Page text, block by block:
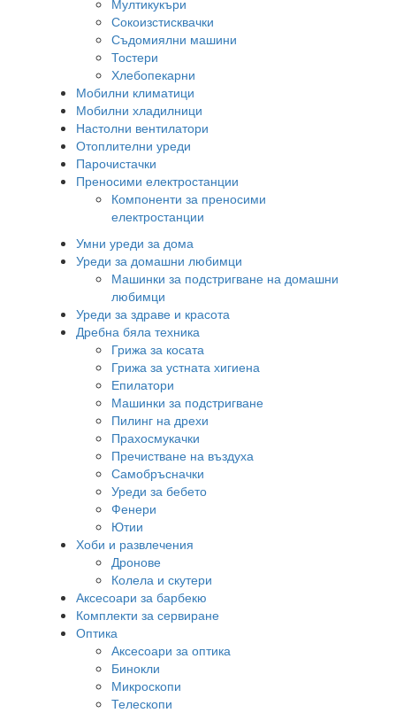
Мултикукъри
Сокоизстисквачки
Съдомиялни машини
Тостери
Хлебопекарни
Мобилни климатици
Мобилни хладилници
Настолни вентилатори
Отоплителни уреди
Парочистачки
Преносими електростанции
Компоненти за преносими
електростанции
Умни уреди за дома
Уреди за домашни любимци
Машинки за подстригване на домашни
любимци
Уреди за здраве и красота
Дребна бяла техника
Грижа за косата
Грижа за устната хигиена
Епилатори
Машинки за подстригване
Пилинг на дрехи
Прахосмукачки
Пречистване на въздуха
Самобръсначки
Уреди за бебето
Фенери
Ютии
Хоби и развлечения
Дронове
Колела и скутери
Аксесоари за барбекю
Комплекти за сервиране
Оптика
Аксесоари за оптика
Бинокли
Микроскопи
Телескопи